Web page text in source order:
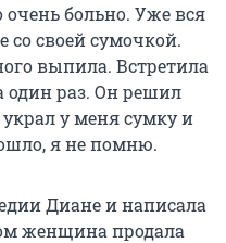
очень больно. Уже вся
со своей сумочкой.
выпила. Встретила
один раз. Он решил
у меня сумку и
я не помню.
Диане и написала
женщина продала